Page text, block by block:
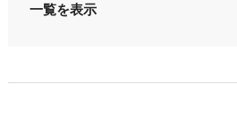
一覧を表示